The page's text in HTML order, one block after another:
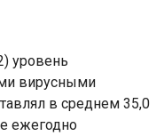
уровень
вирусными
в среднем 35,0
ежегодно